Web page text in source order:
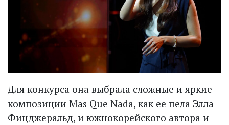
Для конкурса она выбрала сложные и яркие
композиции Mas Que Nada, как ее пела Элла
Фицджеральд, и южнокорейского автора и